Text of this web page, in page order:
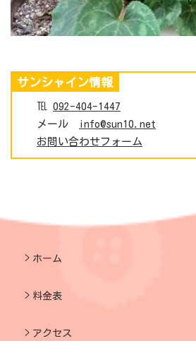
サンシャイン情報
℡ 092-404-1447
メール
info@sun10.net
お問い合わせフォーム
ホーム
料金表
アクセス